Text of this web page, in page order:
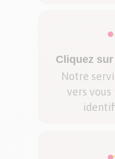
Cliquez
Notre
vers